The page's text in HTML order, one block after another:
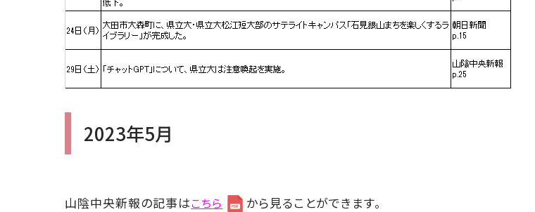
2023年5月
山陰中央新報の記事はこちら から見ることができます。